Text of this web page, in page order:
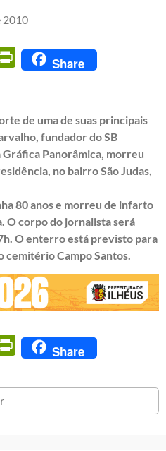
2010
PrintFriendly
Share
de uma de suas principais
fundador do SB
Panorâmica, morreu
no bairro São Judas,
80 anos e morreu de infarto
O corpo do jornalista será
O enterro está previsto para
cemitério Campo Santos.
PrintFriendly
Share